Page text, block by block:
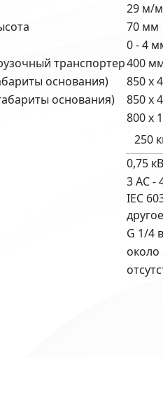
29 м/
70 мм
0 - 4
транспортер400
основания)
850 x
основания)
850 x
800 x
250
0,75
3 AC -
IEC
G 1/4
около